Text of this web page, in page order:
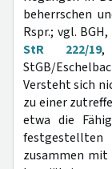
beherrschen
Rspr.; vgl.
StR 222/19,
StGB/
Versteht sich
zu einer
etwa die
zusammen